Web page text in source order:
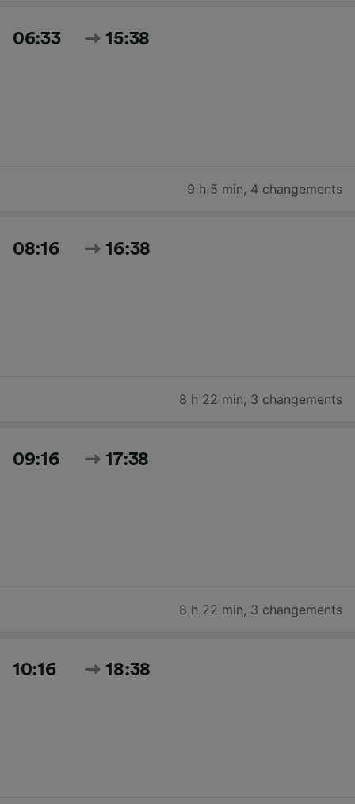
06:33 15:38
9 h 5 min, 4 changements
08:16 16:38
8 h 22 min, 3 changements
09:16 17:38
8 h 22 min, 3 changements
10:16 18:38